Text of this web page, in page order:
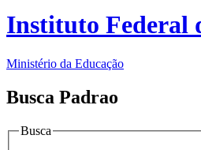
Instituto Federal
Ministério da Educação
Busca Padrao
Busca